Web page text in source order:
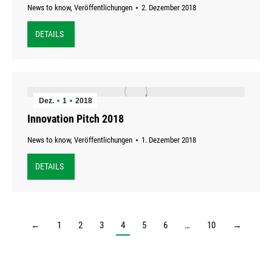
News to know, Veröffentlichungen 2. Dezember 2018
DETAILS
Dez. 1 2018
Innovation Pitch 2018
News to know, Veröffentlichungen 1. Dezember 2018
DETAILS
← 1 2 3 4 5 6 … 10 →